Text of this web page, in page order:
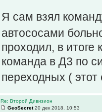
Я сам взял
автососами
проходил, в итоге
команда в Д3 по
переходных (
Re: Второй Дивизион
GeoSecret20 дек 2018, 10:53